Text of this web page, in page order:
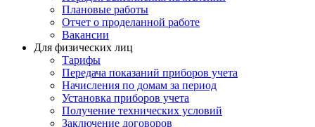
Плановые работы
Отчет о проделанной работе
Вакансии
Для физических лиц
Тарифы
Передача показаний приборов учета
Начисления по домам за период
Установка приборов учета
Получение технических условий
Заключение договоров